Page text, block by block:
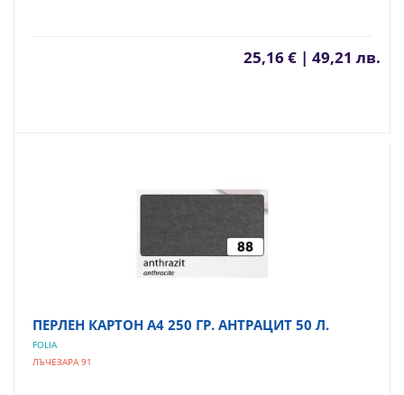
25,16 € | 49,21 лв.
ПЕРЛЕН КАРТОН А4 250 ГР. АНТРАЦИТ 50 Л.
FOLIA
ЛЪЧЕЗАРА 91